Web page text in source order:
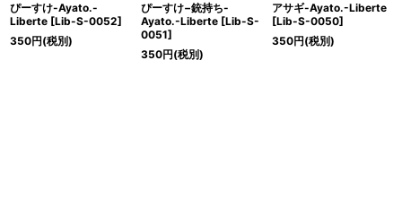
ぴーすけ-Ayato.-
Liberte [Lib-S-0052]
350円(税別)
ぴーすけ−銃持ち-
Ayato.-Liberte [Lib-S-
0051]
350円(税別)
アサギ-Ayato.-Liberte
[Lib-S-0050]
350円(税別)